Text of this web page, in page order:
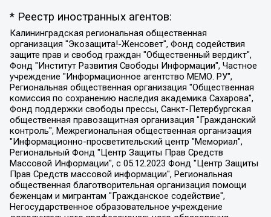
* Реестр иностранных агентов:
Калининградская региональная общественная организация "Экозащита!-Женсовет", Фонд содействия защите прав и свобод граждан "Общественный вердикт", Фонд "Институт Развития Свободы Информации", Частное учреждение "Информационное агентство МЕМО. РУ", Региональная общественная организация "Общественная комиссия по сохранению наследия академика Сахарова", Фонд поддержки свободы прессы, Санкт-Петербургская общественная правозащитная организация "Гражданский контроль", Межрегиональная общественная организация "Информационно-просветительский центр "Мемориал", Региональный Фонд "Центр Защиты Прав Средств Массовой Информации", с 05.12.2023 Фонд "Центр Защиты Прав Средств массовой информации", Региональная общественная благотворительная организация помощи беженцам и мигрантам "Гражданское содействие", Негосударственное образовательное учреждение дополнительного профессионального образования (повышение квалификации) специалистов "АКАДЕМИЯ ПО ПРАВАМ ЧЕЛОВЕКА", Свердловская региональная общественная организация "Сутяжник", Автономная некоммерческая организация "Центр независимых социологических исследований", Союз общественных объединений "Российский исследовательский центр по правам человека", Региональное общественное учреждение научно-информационный центр "МЕМОРИАЛ", Некоммерческая организация "Фонд защиты гласности", Автономная некоммерческая организация "Институт прав человека", Городская общественная организация "Екатеринбургское общество "МЕМОРИАЛ", Городская общественная организация "Рязанское историко-просветительское и правозащитное общество "Мемориал" (Рязанский Мемориал), Челябинский региональный орган общественной самодеятельности – женское общественное объединение "Женщины Евразии", Челябинский региональный орган общественной самодеятельности "Уральская правозащитная группа", Фонд содействия защите здоровья и социальной справедливости имени Андрея Рылькова, Автономная Некоммерческая Организация "Аналитический Центр Юрия Левады", Автономная некоммерческая организация социальной поддержки населения "Проект Апрель", Региональная общественная организация помощи женщинам и детям, находящимся в кризисной ситуации "Информационно-методический центр "Анна", Фонд содействия развитию массовых коммуникаций и правовому просвещению "Так-так-Так", Фонд содействия устойчивому развитию "Серебряная тайга", Свердловский региональный общественный фонд социальных проектов "Новое время", "Idel.Реалии", Кавказ.Реалии, Крым.Реалии, Телеканал Настоящее Время, Татаро-башкирская служба Радио Свобода (Azatliq Radiosi), Радио Свободная Европа/Радио Свобода (PCE/PC), "Сибирь.Реалии", "Фактограф", Благотворительный фонд помощи осужденным и их семьям, Автономная некоммерческая организация "Институт глобализации и социальных движений", Фонд "В защиту прав заключенных", Частное учреждение "Центр поддержки и содействия развитию средств массовой информации", Пензенский региональный общественный благотворительный фонд "Гражданский союз", "Север.Реалии", Некоммерческая организация Фонд "Правовая инициатива", Общество с ограниченной ответственностью "Радио Свободная Европа/Радио Свобода", Чешское информационное агентство "MEDIUM-ORIENT", Красноярская региональная общественная организация "Мы против СПИДа", Камалягин Денис Николаевич, Маркелов Сергей Евгеньевич, Пономарев Лев Александрович, Савицкая Людмила Алексеевна, Автономная некоммерческая организация "Центр по работе с проблемой насилия "НАСИЛИЮ.НЕТ", Межрегиональный профессиональный союз работников здравоохранения "Альянс врачей", Юридическое лицо, зарегистрированное в Латвийской Республике, SIA "Medusa Project" (регистрационный номер 40103797863, дата регистрации 10.06.2014), Некоммерческая организация "Фонд по борьбе с коррупцией", Автономная некоммерческая организация "Институт права и публичной политики", Баданин Роман Сергеевич, Гликин Максим Александрович, Железнова Мария Михайловна, Лукьянова Юлия Сергеевна, Маетная Елизавета Витальевна, Маняхин Петр Борисович, Чуракова Ольга Владимировна, Ярош Юлия Петровна, Юридическое лицо "The Insider SIA", зарегистрированное в Риге, Латвийская Республика (дата регистрации 26.06.2015), являющееся администратором доменного имени интернет-издания "The Insider SIA", https://theins.ru, Постернак Алексей Евгеньевич, Рубин Михаил Аркадьевич, Анин Роман Александрович, Юридическое лицо Istories fonds, зарегистрированное в Латвийской Республике (регистрационный номер 50008295751, дата регистрации 24.02.2020), Великовский Дмитрий Александрович, Долинина Ирина Николаевна, Мароховская Алеся Алексеевна, Шлейнов Роман Юрьевич, Шмагун Олеся Валентиновна, Общество с ограниченной ответственностью "Альтаир 2021", Общество с ограниченной ответственностью "Вега 2021", Общество с ограниченной ответственностью "Главный редактор 2021", Общество с ограниченной ответственностью "Ромашки монолит", Важенков Артем Валерьевич, Ивановская областная общественная организация "Центр гендерных исследований", Гурман Юрий Альбертович, Медиапроект "ОВД-Инфо", Егоров Владимир Владимирович, Жилинский Владимир Александрович, Общество с ограниченной ответственностью "ЗП", Иванова София Юрьевна, Карезина Инна Павловна, Кильтау Екатерина Викторовна, Петров Алексей Викторович, Пискунов Сергей Евгеньевич, Смирнов Сергей Сергеевич, Тихонов Михаил Сергеевич, Общество с ограниченной ответственностью "ЖУРНАЛИСТ-ИНОСТРАННЫЙ АГЕНТ", Арапова Галина Юрьевна, Вольтская Татьяна Анатольевна, Американская компания "Mason G.E.S. Anonymous Foundation" (США), являющаяся владельцем интернет-издания https://mnews.world/, Компания "Stichting Bellingcat", зарегистрированная в Нидерландах (дата регистрации 11.07.2018), Захаров Андрей Вячеславович, Клепиковская Екатерина Дмитриевна, Общество с ограниченной ответственностью "МЕМО", Перл Роман Александрович, Симонов Евгений Алексеевич, Соловьева Елена Анатольевна, Сотников Даниил Владимирович, Сурначева Елизавета Дмитриевна, Автономная некоммерческая организация по защите прав человека и информированию населения "Якутия – Наше Мнение", Общество с ограниченной ответственностью "Москоу диджитал медиа", с 26.01.2023 Общество с ограниченной ответственностью "Чайка Белые сады", Ветошкина Валерия Валерьевна, Заговора Максим Александрович, Межрегиональное общественное движение "Российская ЛГБТ - сеть", Оленичев Максим Владимирович, Павлов Иван Юрьевич, Скворцова Елена Сергеевна, Общество с ограниченной ответственностью "Как бы инагент", Кочетков Игорь Викторович, Общество с ограниченной ответственностью "Честные выборы", Еланчик Олег Александрович, Общество с ограниченной ответственностью "Нобелевский призыв", Гималова Регина Эмилевна, Григорьев Андрей Валерьевич, Григорьева Алина Александровна, Ассоциация по содействию защите прав призывников, альтернативнослужащих и военнослужащих "Правозащитная группа "Гражданин.Армия.Право", Хисамова Регина Фаритовна, Автономная некоммерческая организация по реализации социально-правовых программ "Лилит", Дальневосточное общественное движение "Маяк", Санкт-Петербургская ЛГБТ-инициативная группа "Выход", Инициативная группа ЛГБТ+ "Реверс", Алексеев Андрей Викторович, Бекбулатова Таисия Львовна, Беляев Иван Михайлович, Владыкина Елена Сергеевна, Гельман Марат Александрович, Никульшина Вероника Юрьевна, Толоконникова Надежда Андреевна, Шендерович Виктор Анатольевич, Общество с ограниченной ответственностью "Данное сообщение", Общество с ограниченной ответственностью Издательский дом "Новая глава", Айнбиндер Александра Александровна, Московский комьюнити-центр для ЛГБТ+инициатив, Благотворительный фонд развития филантропии, Deutsche Welle (Германия, Kurt-Schumacher-Strasse 3, 53113 Bonn), Борзунова Мария Михайловна, Воробьев Виктор Викторович, Голубева Анна Львовна, Константинова Алла Михайловна, Малкова Ирина Владимировна, Мурадов Мурад Абдулгалимович, Осетинская Елизавета Николаевна, Понасенков Евгений Николаевич, Ганапольский Матвей Юрьевич, Киселев Евгений Алексеевич, Борухович Ирина Григорьевна, Дремин Иван Тимофеевич, Дубровский Дмитрий Викторович, Красноярская региональная общественная организация поддержки и развития альтернативных образовательных технологий и межкультурных коммуникаций "ИНТЕРРА", Маяковская Екатерина Алексеевна, Фейгин Марк Захарович, Филимонов Андрей Викторович, Дзугкоева Регина Николаевна, Доброхотов Роман Александрович, Дудь Юрий Александрович, Елкин Сергей Владимирович, Кругликов Кирилл Игоревич, Сабунаева Мария Леонидовна, Семенов Алексей Владимирович, Шаинян Карен Багратович, Шульман Екатерина Михайловна, Асафьев Артур Валерьевич, Вахштайн Виктор Семенович, Венедиктов Алексей Алексеевич, Лушникова Екатерина Евгеньевна, Волков Леонид Михайлович, Невзоров Александр Глебович, Пархоменко Сергей Борисович, Сироткин Ярослав Николаевич, Кара-Мурза Владимир Владимирович, Баранова Наталья Владимировна, Гозман Леонид Яковлевич, Кагарлицкий Борис Юльевич, Климарев Михаил Валерьевич, Милов Владимир Станиславович, Автономная некоммерческая организация Краснодарский центр современного искусства "Типография", Моргенштерн Алишер Тагирович, Соболь Любовь Эдуардовна, Общество с ограниченной ответственностью "ЛИЗА НОРМ", Каспаров Гарри Кимович, Ходорковский Михаил Борисович, Общество с ограниченной ответственностью "Апрельские тезисы", Данилович Ирина Брониславовна, Кашин Олег Владимирович, Петров Николай Владимирович, Пивоваров Алексей Владимирович, Соколов Михаил Владимирович, Цветкова Юлия Владимировна, Чичваркин Евгений Александрович, Комитет против пыток/Команда против пыток, Общество с ограниченной ответственностью "Первый научный", Общество с ограниченной ответственностью "Вертолет и ко", Белоцерковская Вероника Борисовна, Кац Максим Евгеньевич, Лазарева Татьяна Юрьевна, Шаведдинов Руслан Табризович, Яшин Илья Валерьевич, Общество с ограниченной ответственностью "Иноагент ААВ", Алешковский Дмитрий Петрович, Альбац Евгения Марковна, Быков Дмитрий Львович, Галямина Юлия Евгеньевна, Лойко Сергей Леонидович, Мартынов Кирилл Константинович, Медведев Сергей Александрович, Крашенинников Федор Геннадиевич, Гордеева Катерина Вл